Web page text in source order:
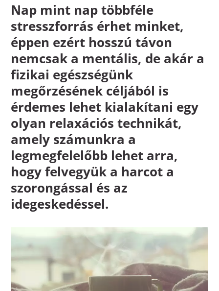
Nap mint nap többféle
stresszforrás érhet minket,
éppen ezért hosszú távon
nemcsak a mentális, de akár a
fizikai egészségünk
megőrzésének céljából is
érdemes lehet kialakítani egy
olyan relaxációs technikát,
amely számunkra a
legmegfelelőbb lehet arra,
hogy felvegyük a harcot a
szorongással és az
idegeskedéssel.